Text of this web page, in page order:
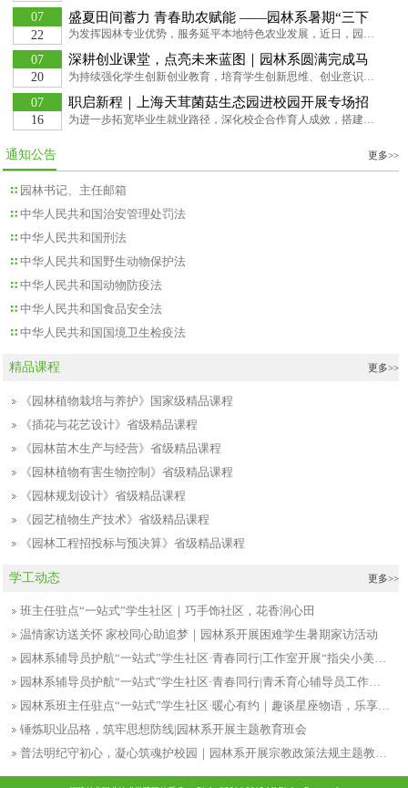
07
22
盛夏田间蓄力 青春助农赋能 ——园林系暑期“三下
乡”社会实践活动
为发挥园林专业优势，服务延平本地特色农业发展，近日，园林系“园科助农”实践队立足属地办学优势，在“中国百合之乡”延平开展暑期三下乡社会实践活动。团队聚焦百合夏季无花期管护关键环节，深入企业、田间与乡镇一线，调研标准化培育技术，开展农技惠民服务，以青春力量助力乡村振兴。走进企业一线：解锁百合产业的“科技密码”实践首站，团队走进延欣园艺科技有限公司科普馆与植物工厂，系统了解延平百合产业发展历程、良种选育、...
07
20
深耕创业课堂，点亮未来蓝图｜园林系圆满完成马
兰花创业培训课程
为持续强化学生创新创业教育，培育学生创新思维、创业意识与实践能力，引导学子理清职业发展方向，提升就业创业综合素养。近期，园林系顺利举办为期七天的马兰花 SYB 创业培训。本次培训内容充实、形式丰富、学习氛围浓厚，系部2027届参训毕业生潜心学习、踊跃互动，培训取得良好育人成效。培训特邀韩玲、张孜孜等专业讲师授课，课程兼具知识性、趣味性与实践性，全方位引导学生认知创业、了解创业、勇于创业、善于创业。课程教学内容兼顾理论夯实与实操赋能。...
07
16
职启新程｜上海天茸菌菇生态园进校园开展专场招
聘会
通知公告 更多>>
园林书记、主任邮箱
中华人民共和国治安管理处罚法
中华人民共和国刑法
中华人民共和国野生动物保护法
中华人民共和国动物防疫法
中华人民共和国食品安全法
中华人民共和国国境卫生检疫法
精品课程 更多>>
《园林植物栽培与养护》国家级精品课程
《插花与花艺设计》省级精品课程
《园林苗木生产与经营》省级精品课程
《园林植物有害生物控制》省级精品课程
《园林规划设计》省级精品课程
《园艺植物生产技术》省级精品课程
《园林工程招投标与预决算》省级精品课程
学工动态 更多>>
班主任驻点“一站式”学生社区｜巧手饰社区，花香润心田
温情家访送关怀 家校同心助追梦｜园林系开展困难学生暑期家访活动
锤炼职业品格，筑牢思想防线|园林系开展主题教育班会